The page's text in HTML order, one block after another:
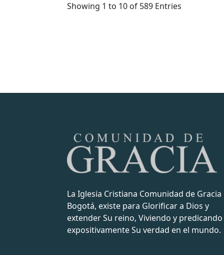
Showing 1 to 10 of 589 Entries
La Iglesia Cristiana Comunidad de Gracia
Bogotá, existe para Glorificar a Dios y
extender Su reino, Viviendo y predicando
expositivamente Su verdad en el mundo.